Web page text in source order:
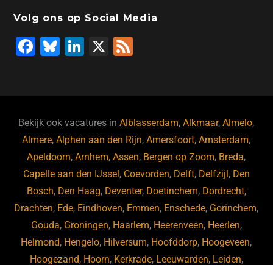
Volg ons op Social Media
F
b
o
o
k
Bl
ky
Li
dI
n
X
Bekijk ook vacatures inAlblasserdam,Alkmaar,Almelo,
Almere,Alphen aan den Rijn,Amersfoort,Amsterdam,
Apeldoorn,Arnhem,Assen, Bergen op Zoom, Breda,
Capelle aan den IJssel, Coevorden, Delft, Delfzijl, Den
Bosch, Den Haag, Deventer, Doetinchem, Dordrecht,
Drachten, Ede, Eindhoven, Emmen, Enschede, Gorinchem,
Gouda, Groningen, Haarlem, Heerenveen, Heerlen,
Helmond, Hengelo, Hilversum, Hoofddorp, Hoogeveen,
Hoogezand, Hoorn, Kerkrade, Leeuwarden, Leiden,